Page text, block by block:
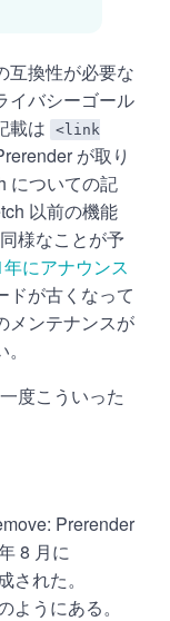
互換性が必要な
イバシーゴール
載は
<link
が取り
についての記
以前の機能
様なことが予
にアナウンス
ドが古くなって
メンテナンスが
度こういった
Prerender
8 月に
れた。
ようにある。